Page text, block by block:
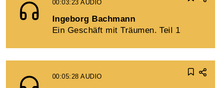
00:03:23AUDIO
Ingeborg Bachmann
Ein Geschäft mit Träumen. Teil 1
00:05:28AUDIO